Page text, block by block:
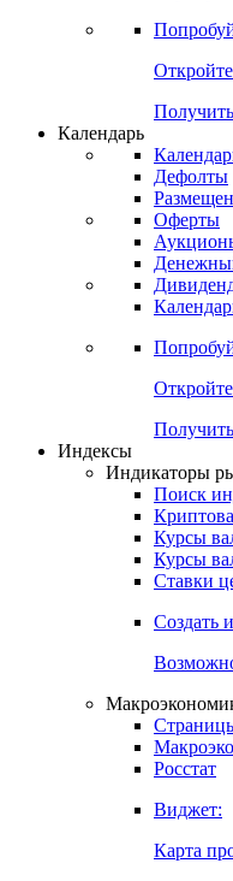
Календарь
Дефолты
Оферты
Индексы
Индикаторы
Поиск
Курсы
Курсы
Ставки
Создать
Росстат
Виджет:
Карта